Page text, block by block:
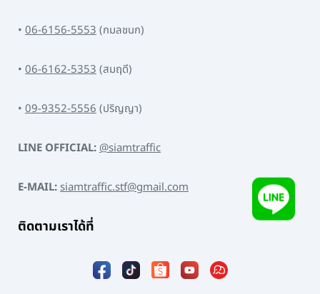
• 06-6156-5553(กมลชนก)
• 06-6162-5353(สมฤดี)
• 09-9352-5556(ปริญญา)
LINE OFFICIAL:@siamtraffic
E-MAIL:siamtraffic.stf@gmail.com
ติดตามเราได้ที่